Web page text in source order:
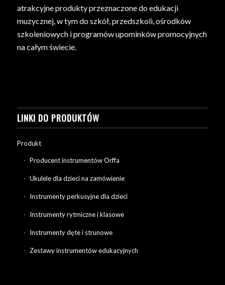
atrakcyjne produkty przeznaczone do edukacji
muzycznej, w tym do szkół, przedszkoli, ośrodków
szkoleniowych i programów upominków promocyjnych
na całym świecie.
LINKI DO PRODUKTÓW
Produkt
Producent instrumentów Orffa
Ukulele dla dzieci na zamówienie
Instrumenty perkusyjne dla dzieci
Instrumenty rytmiczne i klasowe
Instrumenty dęte i strunowe
Zestawy instrumentów edukacyjnych